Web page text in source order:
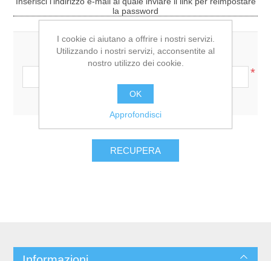
la password
Indirizzo e-mail:
*
I cookie ci aiutano a offrire i nostri servizi.
Utilizzando i nostri servizi, acconsentite al
nostro utilizzo dei cookie.
OK
Approfondisci